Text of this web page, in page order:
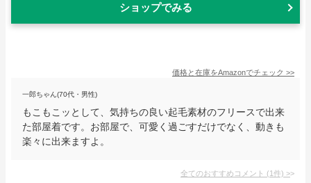
ショップでみる
価格と在庫をAmazonでチェック >>
一郎ちゃん(70代・男性)
もこもこッとして、気持ちの良い起毛素材のフリースで出来
た部屋着です。お部屋で、可愛く過ごすだけでなく、動きも
楽々に出来ますよ。
全てのおすすめコメント (1件) >